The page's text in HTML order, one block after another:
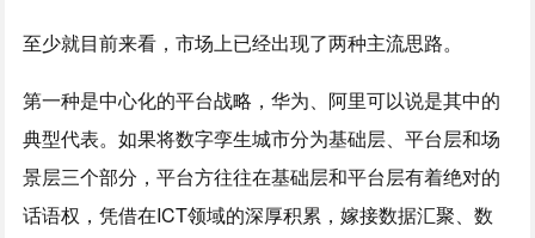
至少就目前来看，市场上已经出现了两种主流思路。
第一种是中心化的平台战略，华为、阿里可以说是其中的
典型代表。如果将数字孪生城市分为基础层、平台层和场
景层三个部分，平台方往往在基础层和平台层有着绝对的
话语权，凭借在ICT领域的深厚积累，嫁接数据汇聚、数